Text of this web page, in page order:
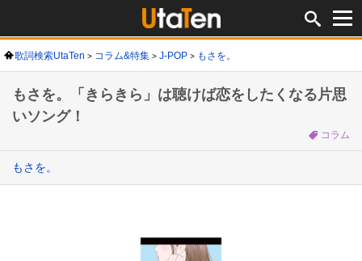
歌詞検索UtaTen コラム&特集 J-POP もさを。
もさを。「きらきら」は聴けば恋をしたくなる片思
いソング！
コラム
もさを。